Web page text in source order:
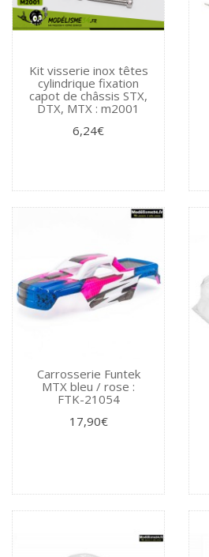
Kit visserie inox têtes
cylindrique fixation
capot de châssis STX,
DTX, MTX : m2001
6,24€
Carrosserie Funtek
MTX bleu / rose :
FTK-21054
17,90€